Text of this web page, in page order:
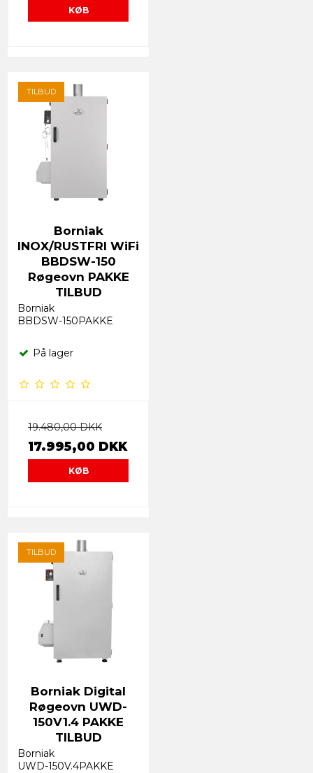
KØB
TILBUD
Borniak
INOX/RUSTFRI WiFi
BBDSW-150
Røgeovn PAKKE
TILBUD
Borniak
BBDSW-150PAKKE
På lager
19.480,00 DKK
17.995,00 DKK
KØB
TILBUD
Borniak Digital
Røgeovn UWD-
150V1.4 PAKKE
TILBUD
Borniak
UWD-150V.4PAKKE